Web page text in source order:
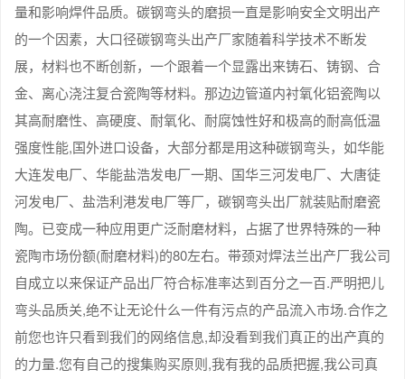
量和影响焊件品质。碳钢弯头的磨损一直是影响安全文明出产
的一个因素，大口径碳钢弯头出产厂家随着科学技术不断发
展，材料也不断创新，一个跟着一个显露出来铸石、铸钢、合
金、离心浇注复合瓷陶等材料。那边边管道内衬氧化铝瓷陶以
其高耐磨性、高硬度、耐氧化、耐腐蚀性好和极高的耐高低温
强度性能,国外进口设备，大部分都是用这种碳钢弯头，如华能
大连发电厂、华能盐浩发电厂一期、国华三河发电厂、大唐徒
河发电厂、盐浩利港发电厂等厂，碳钢弯头出厂就装贴耐磨瓷
陶。已变成一种应用更广泛耐磨材料，占据了世界特殊的一种
瓷陶市场份额(耐磨材料)的80左右。带颈对焊法兰出产厂我公司
自成立以来保证产品出厂符合标准率达到百分之一百.严明把儿
弯头品质关,绝不让无论什么一件有污点的产品流入市场.合作之
前您也许只看到我们的网络信息,却没看到我们真正的出产真的
的力量.您有自己的搜集购买原则,我有我的品质把握,我公司真